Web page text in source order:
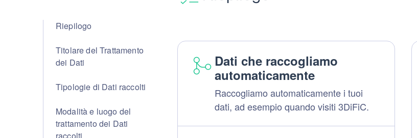
Riepilogo
Titolare del Trattamento
dei Dati
Tipologie di Dati raccolti
Modalità e luogo del
trattamento dei Dati
Dati che raccogliamo
automaticamente
Raccogliamo automaticamente i tuoi
dati, ad esempio quando visiti 3DiFiC.